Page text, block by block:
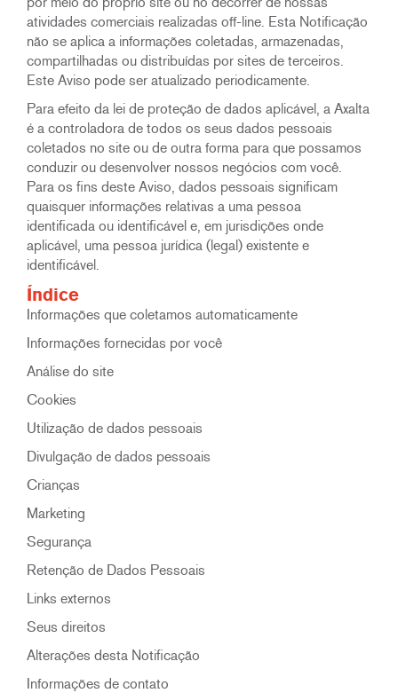
atividades comerciais realizadas off-line. Esta Notificação
não se aplica a informações coletadas, armazenadas,
compartilhadas ou distribuídas por sites de terceiros.
Este Aviso pode ser atualizado periodicamente.
Para efeito da lei de proteção de dados aplicável, a Axalta
é a controladora de todos os seus dados pessoais
coletados no site ou de outra forma para que possamos
conduzir ou desenvolver nossos negócios com você.
Para os fins deste Aviso, dados pessoais significam
quaisquer informações relativas a uma pessoa
identificada ou identificável e, em jurisdições onde
aplicável, uma pessoa jurídica (legal) existente e
identificável.
Índice
Informações que coletamos automaticamente
Informações fornecidas por você
Análise do site
Cookies
Utilização de dados pessoais
Divulgação de dados pessoais
Crianças
Marketing
Segurança
Retenção de Dados Pessoais
Links externos
Seus direitos
Alterações desta Notificação
Informações de contato